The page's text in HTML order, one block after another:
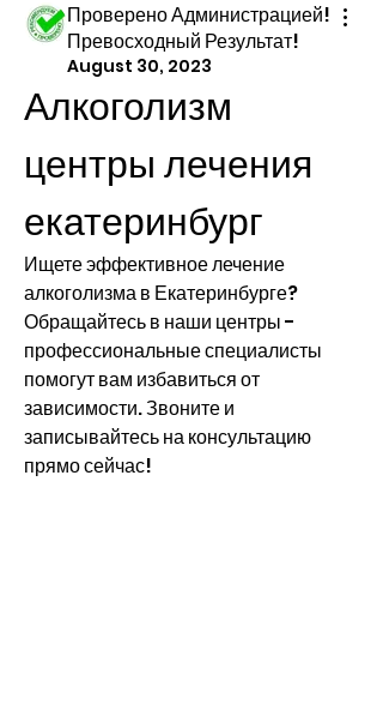
Проверено Администрацией!
Превосходный Результат!
August 30, 2023
Алкоголизм
центры лечения
екатеринбург
Ищете эффективное лечение
алкоголизма в Екатеринбурге?
Обращайтесь в наши центры -
профессиональные специалисты
помогут вам избавиться от
зависимости. Звоните и
записывайтесь на консультацию
прямо сейчас!